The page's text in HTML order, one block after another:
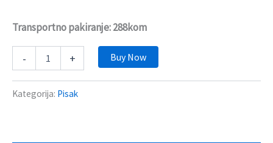
Transportno pakiranje: 288kom
- + Buy Now
Kategorija: Pisak